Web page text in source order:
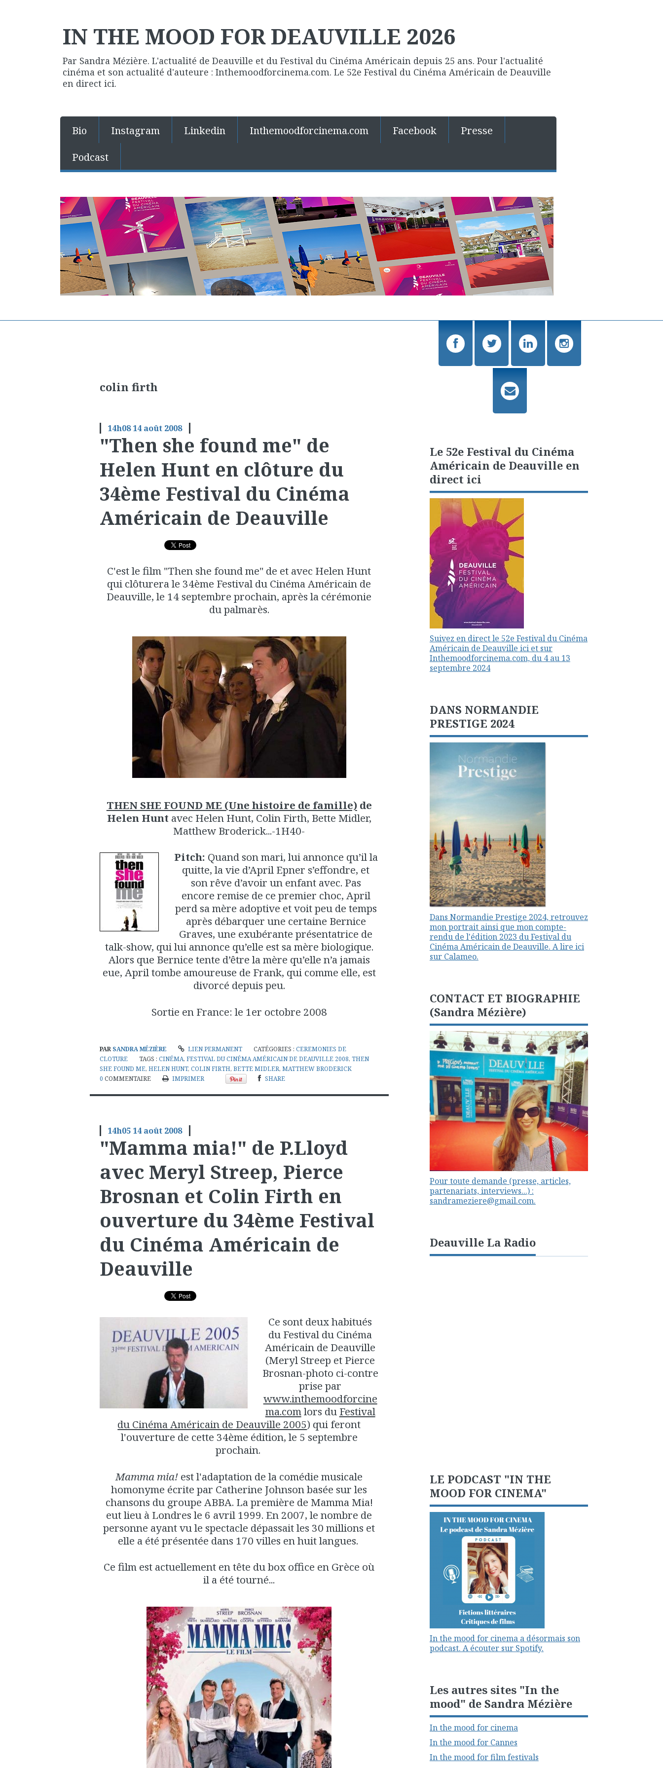
IN THE MOOD FOR DEAUVILLE 2026
Par Sandra Mézière. L'actualité de Deauville et du Festival du Cinéma Américain depuis 25 ans. Pour l'actualité
cinéma et son actualité d'auteure : Inthemoodforcinema.com. Le 52e Festival du Cinéma Américain de Deauville
en direct ici.
Bio Instagram Linkedin Inthemoodforcinema.com Facebook
Presse
Podcast
colin firth
14h08 14 août 2008
"Then she found me" de
Helen Hunt en clôture du
34ème Festival du Cinéma
Américain de Deauville
C'est le film "Then she found me" de et avec Helen Hunt
qui clôturera le 34ème Festival du Cinéma Américain de
Deauville, le 14 septembre prochain, après la cérémonie
du palmarès.
THEN SHE FOUND ME (Une histoire de famille)de
Helen Huntavec Helen Hunt, Colin Firth, Bette Midler,
Matthew Broderick...-1H40-
Pitch: Quand son mari, lui annonce qu’il la
quitte, la vie d’April Epner s’effondre, et
son rêve d’avoir un enfant avec. Pas
encore remise de ce premier choc, April
perd sa mère adoptive et voit peu de temps
après débarquer une certaine Bernice
Graves, une exubérante présentatrice de
talk-show, qui lui annonce qu’elle est sa mère biologique.
Alors que Bernice tente d’être la mère qu’elle n’a jamais
eue, April tombe amoureuse de Frank, qui comme elle, est
divorcé depuis peu.
Sortie en France: le 1er octobre 2008
PAR SANDRA MÉZIÈRE LIEN PERMANENT CATÉGORIES :CEREMONIES DE
CLOTURE
TAGS : CINÉMA, FESTIVAL DU CINÉMA AMÉRICAIN DE DEAUVILLE 2008, THEN
SHE FOUND ME, HELEN HUNT, COLIN FIRTH, BETTE MIDLER, MATTHEW BRODERICK
0 COMMENTAIRE IMPRIMER SHARE
14h05 14 août 2008
"Mamma mia!" de P.Lloyd
avec Meryl Streep, Pierce
Brosnan et Colin Firth en
ouverture du 34ème Festival
du Cinéma Américain de
Deauville
Ce sont deux habitués
du Festival du Cinéma
Américain de Deauville
(Meryl Streep et Pierce
Brosnan-photo ci-contre
prise par
www.inthemoodforcine
ma.comlors du Festival
du Cinéma Américain de Deauville 2005) qui feront
l'ouverture de cette 34ème édition, le 5 septembre
prochain.
Mamma mia! est l'adaptation de la comédie musicale
homonyme écrite par Catherine Johnson basée sur les
chansons du groupe ABBA. La première de Mamma Mia!
eut lieu à Londres le 6 avril 1999. En 2007, le nombre de
personne ayant vu le spectacle dépassait les 30 millions et
elle a été présentée dans 170 villes en huit langues.
Ce film est actuellement en tête du box office en Grèce où
il a été tourné...
Le 52e Festival du Cinéma
Américain de Deauville en
direct ici
Suivez en direct le 52e Festival du Cinéma
Américain de Deauville ici et sur
Inthemoodforcinema.com, du 4 au 13
septembre 2024
DANS NORMANDIE
PRESTIGE 2024
Dans Normandie Prestige 2024, retrouvez
mon portrait ainsi que mon compte-
rendu de l'édition 2023 du Festival du
Cinéma Américain de Deauville. A lire ici
sur Calameo.
CONTACT ET BIOGRAPHIE
(Sandra Mézière)
Pour toute demande (presse, articles,
partenariats, interviews...) :
sandrameziere@gmail.com.
Deauville La Radio
LE PODCAST "IN THE
MOOD FOR CINEMA"
In the mood for cinema a désormais son
podcast. A écouter sur Spotify.
Les autres sites "In the
mood" de Sandra Mézière
In the mood for cinema
In the mood for Cannes
In the mood for film festivals